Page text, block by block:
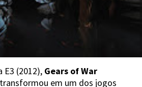
E3 (2012), Gears of War
em um dos jogos